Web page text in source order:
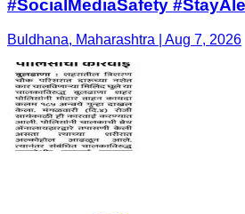
#SocialMediaSafety
Buldhana, Maharashtra | Aug 7, 2026